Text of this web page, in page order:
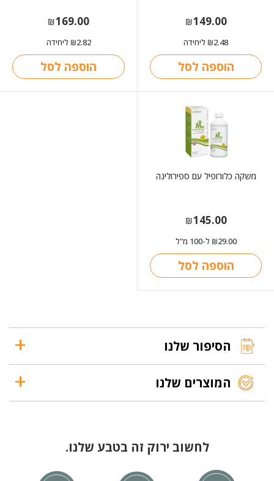
₪149.00
₪2.48 ליחידה
הוספה לסל
₪169.00
₪2.82 ליחידה
הוספה לסל
משקה כלורופיל עם ספירולינה
₪145.00
₪29.00 ל-100 מ"ל
הוספה לסל
הסיפור שלנו
המוצרים שלנו
לחשוב ירוק זה בטבע שלנו.